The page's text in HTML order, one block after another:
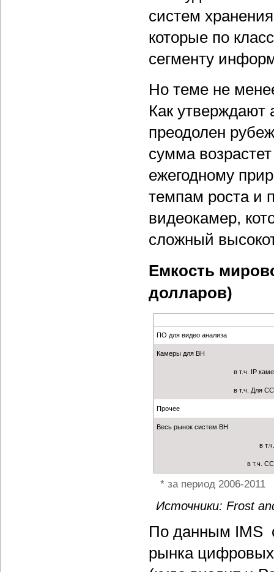
систем
которые по
сегменту
Но теме не
Как утверждают
преодолен
сумма
ежегодному
темпам роста и
видеокамер,
сложный
Емкость
долларов)
ПО для видео анализа
Камеры для ВН
в т.ч. IP
в т.ч. Для
Прочее
Весь рынок систем ВН
в
в т.ч.
* за период 2006-2011
Источники: Frost
По данным IMS
рынка